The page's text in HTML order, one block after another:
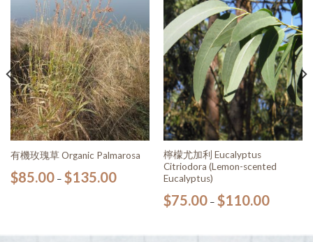
清單
有機玫瑰草 Organic Palmarosa
$85.00– $135.00
加入
願望
清單
檸檬尤加利 Eucalyptus
Citriodora (Lemon-scented
Eucalyptus)
$75.00– $110.00